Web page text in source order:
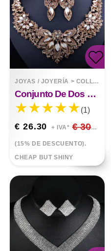
JOYAS / JOYERÍA > COLLARES
Conjunto De Dos Piezas De Pendientes De Collar De Diamantes De Imitación De Cristal De Flor
(1)
€ 26.30 + IVA* € 30.94
(15% DE DESCUENTO).
CHEAP BUT SHINY